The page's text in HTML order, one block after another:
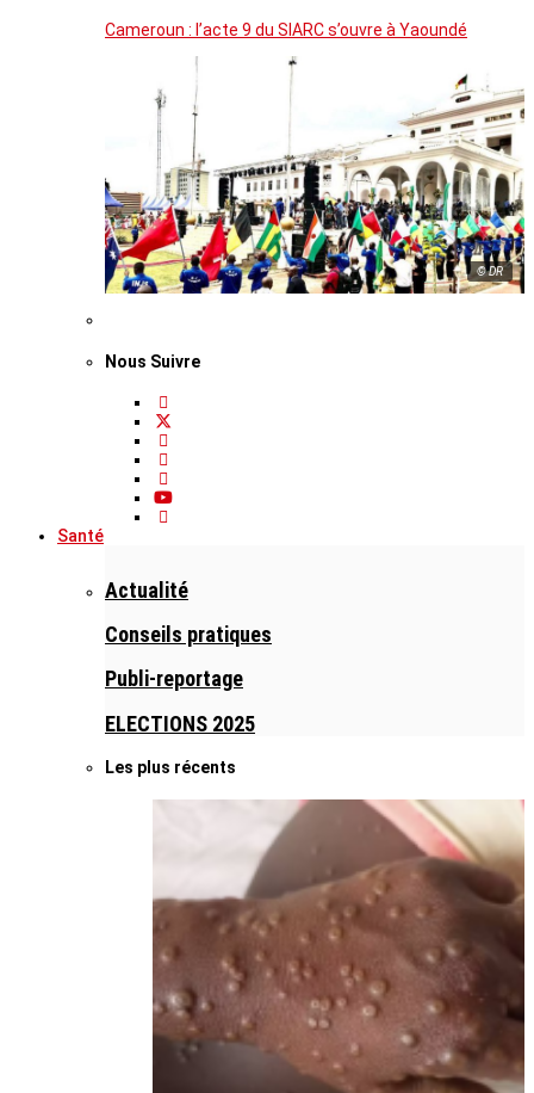
Cameroun : l’acte 9 du SIARC s’ouvre à Yaoundé
© DR
Nous Suivre
Santé
Actualité
Conseils pratiques
Publi-reportage
ELECTIONS 2025
Les plus récents